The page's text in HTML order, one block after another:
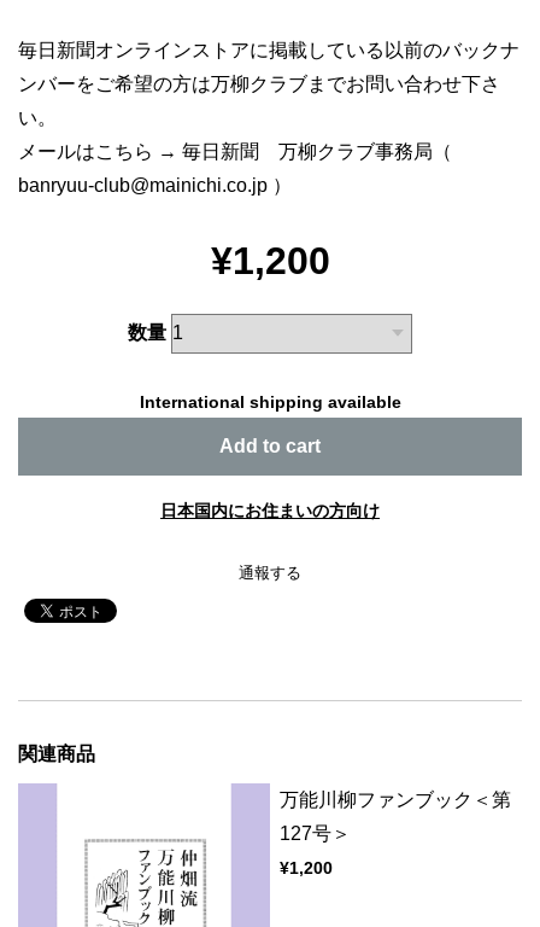
毎日新聞オンラインストアに掲載している以前のバックナ
ンバーをご希望の方は万柳クラブまでお問い合わせ下さ
い。
メールはこちら → 毎日新聞 万柳クラブ事務局（
banryuu-club@mainichi.co.jp ）
¥1,200
数量
International shipping available
Add to cart
日本国内にお住まいの方向け
通報する
関連商品
万能川柳ファンブック＜第
127号＞
¥1,200